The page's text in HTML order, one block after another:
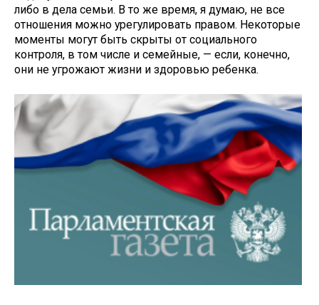
либо в дела семьи. В то же время, я думаю, не все
отношения можно урегулировать правом. Некоторые
моменты могут быть скрыты от социального
контроля, в том числе и семейные, — если, конечно,
они не угрожают жизни и здоровью ребенка.